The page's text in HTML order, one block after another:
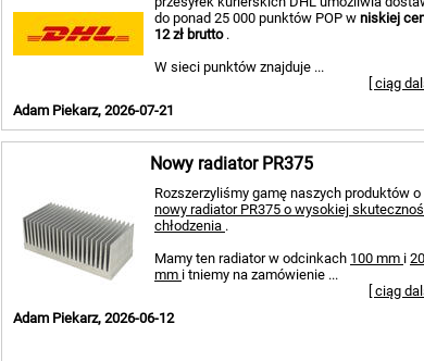
do ponad 25 000 punktów POP w niskiej
12 zł brutto .
W sieci punktów znajduje ...
[ ciąg
Adam Piekarz, 2026-07-21
Nowy radiator PR375
Rozszerzyliśmy gamę naszych produktów o
nowy radiator PR375 o wysokiej
chłodzenia .
Mamy ten radiator w odcinkach 100 mm i
mm i tniemy na zamówienie ...
[ ciąg
Adam Piekarz, 2026-06-12